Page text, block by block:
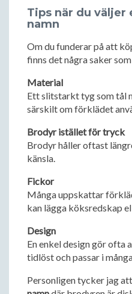
Tips när du väljer
namn
Om du funderar på att
finns det några saker
Material
Ett slitstarkt tyg som tål
särskilt om förklädet
Brodyr istället för tryck
Brodyr håller oftast
känsla.
Fickor
Många uppskattar
kan lägga köksredskap
Design
En enkel design gör ofta
tidlöst och passar i
Personligen tycker jag